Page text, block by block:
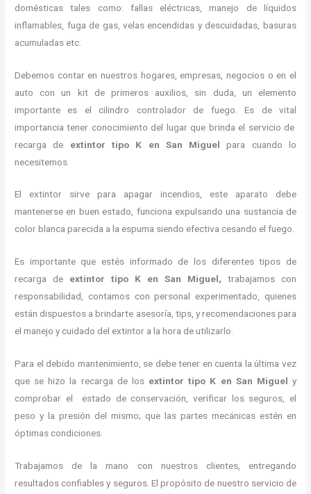
domésticas tales como: fallas eléctricas, manejo de líquidos
inflamables, fuga de gas, velas encendidas y descuidadas, basuras
acumuladas etc.
Debemos contar en nuestros hogares, empresas, negocios o en el
auto con un kit de primeros auxilios, sin duda, un elemento
importante es el cilindro controlador de fuego. Es de vital
importancia tener conocimiento del lugar que brinda el servicio de
recarga de extintor tipo K en San Miguelpara cuando lo
necesitemos.
El extintor sirve para apagar incendios, este aparato debe
mantenerse en buen estado, funciona expulsando una sustancia de
color blanca parecida a la espuma siendo efectiva cesando el fuego.
Es importante que estés informado de los diferentes tipos de
recarga de extintor tipo K en San Miguel, trabajamos con
responsabilidad, contamos con personal experimentado, quienes
están dispuestos a brindarte asesoría, tips, y recomendaciones para
el manejo y cuidado del extintor a la hora de utilizarlo.
Para el debido mantenimiento, se debe tener en cuenta la última vez
que se hizo la recarga de los extintor tipo K en San Miguel y
comprobar el estado de conservación, verificar los seguros, el
peso y la presión del mismo; que las partes mecánicas estén en
óptimas condiciones.
Trabajamos de la mano con nuestros clientes, entregando
resultados confiables y seguros. El propósito de nuestro servicio de